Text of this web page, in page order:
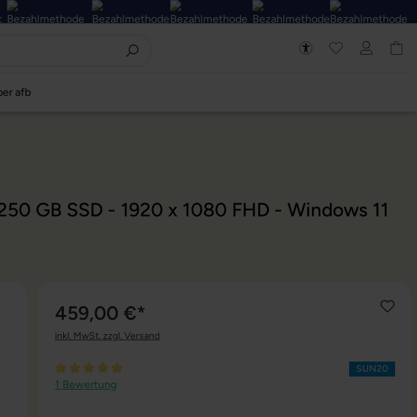
afb
GB SSD - 1920 x 1080 FHD - Windows 11
459,00 €*
inkl. MwSt. zzgl. Versand
Durchschnittliche Bewertung von 5 von 5 Sternen
1 Bewertung
SUN20